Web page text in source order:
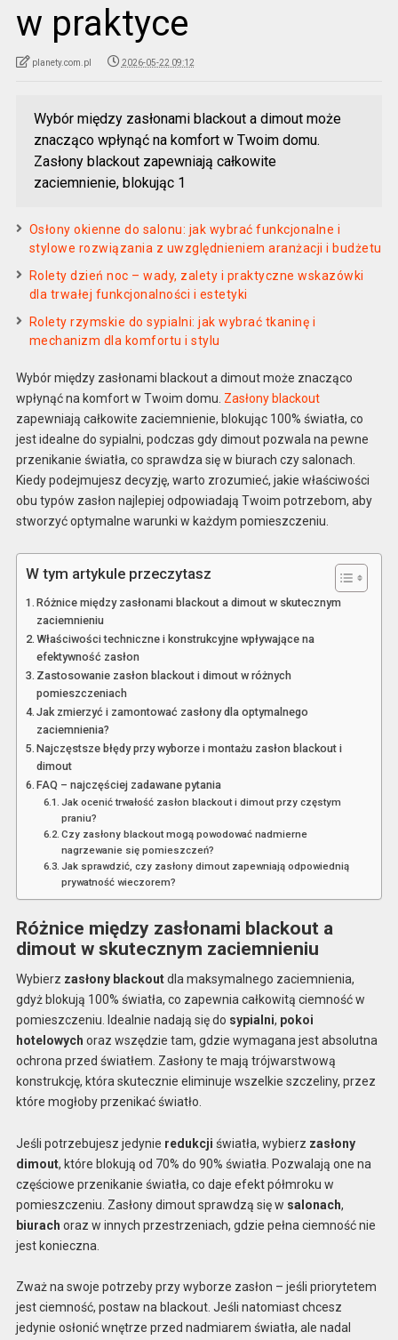
w praktyce
planety.com.pl 2026-05-22 09:12
Wybór między zasłonami blackout a dimout może
znacząco wpłynąć na komfort w Twoim domu.
Zasłony blackout zapewniają całkowite
zaciemnienie, blokując 1
Osłony okienne do salonu: jak wybrać funkcjonalne i
stylowe rozwiązania z uwzględnieniem aranżacji i budżetu
Rolety dzień noc – wady, zalety i praktyczne wskazówki
dla trwałej funkcjonalności i estetyki
Rolety rzymskie do sypialni: jak wybrać tkaninę i
mechanizm dla komfortu i stylu
Wybór między zasłonami blackout a dimout może znacząco
wpłynąć na komfort w Twoim domu. Zasłony blackout
zapewniają całkowite zaciemnienie, blokując 100% światła, co
jest idealne do sypialni, podczas gdy dimout pozwala na pewne
przenikanie światła, co sprawdza się w biurach czy salonach.
Kiedy podejmujesz decyzję, warto zrozumieć, jakie właściwości
obu typów zasłon najlepiej odpowiadają Twoim potrzebom, aby
stworzyć optymalne warunki w każdym pomieszczeniu.
W tym artykule przeczytasz
Różnice między zasłonami blackout a dimout w skutecznym
zaciemnieniu
Właściwości techniczne i konstrukcyjne wpływające na
efektywność zasłon
Zastosowanie zasłon blackout i dimout w różnych
pomieszczeniach
Jak zmierzyć i zamontować zasłony dla optymalnego
zaciemnienia?
Najczęstsze błędy przy wyborze i montażu zasłon blackout i
dimout
FAQ – najczęściej zadawane pytania
Jak ocenić trwałość zasłon blackout i dimout przy częstym
praniu?
Czy zasłony blackout mogą powodować nadmierne
nagrzewanie się pomieszczeń?
Jak sprawdzić, czy zasłony dimout zapewniają odpowiednią
prywatność wieczorem?
Różnice między zasłonami blackout a
dimout w skutecznym zaciemnieniu
Wybierz zasłony blackoutdla maksymalnego zaciemnienia,
gdyż blokują 100% światła, co zapewnia całkowitą ciemność w
pomieszczeniu. Idealnie nadają się do sypialni, pokoi
hotelowych oraz wszędzie tam, gdzie wymagana jest absolutna
ochrona przed światłem. Zasłony te mają trójwarstwową
konstrukcję, która skutecznie eliminuje wszelkie szczeliny, przez
które mogłoby przenikać światło.
Jeśli potrzebujesz jedynie redukcji światła, wybierz zasłony
dimout, które blokują od 70% do 90% światła. Pozwalają one na
częściowe przenikanie światła, co daje efekt półmroku w
pomieszczeniu. Zasłony dimout sprawdzą się w salonach,
biurach oraz w innych przestrzeniach, gdzie pełna ciemność nie
jest konieczna.
Zważ na swoje potrzeby przy wyborze zasłon – jeśli priorytetem
jest ciemność, postaw na blackout. Jeśli natomiast chcesz
jedynie osłonić wnętrze przed nadmiarem światła, ale nadal